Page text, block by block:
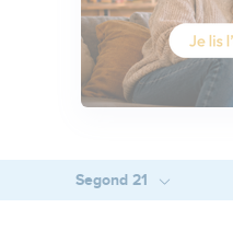
Segond 21